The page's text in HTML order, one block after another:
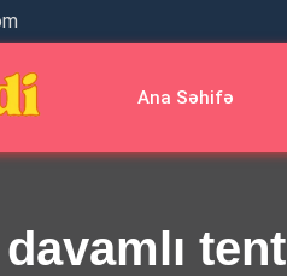
Ana Səhifə
tent